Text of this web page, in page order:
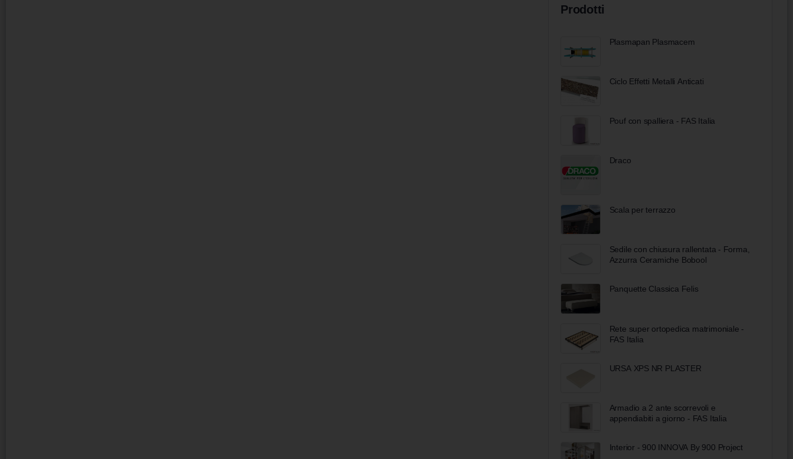
Prodotti
Plasmapan Plasmacem
Ciclo Effetti Metalli Anticati
Pouf con spalliera - FAS Italia
Draco
Scala per terrazzo
Sedile con chiusura rallentata - Forma,
Azzurra Ceramiche Bobool
Panquette Classica Felis
Rete super ortopedica matrimoniale -
FAS Italia
URSA XPS NR PLASTER
Armadio a 2 ante scorrevoli e
appendiabiti a giorno - FAS Italia
Interior - 900 INNOVA By 900 Project